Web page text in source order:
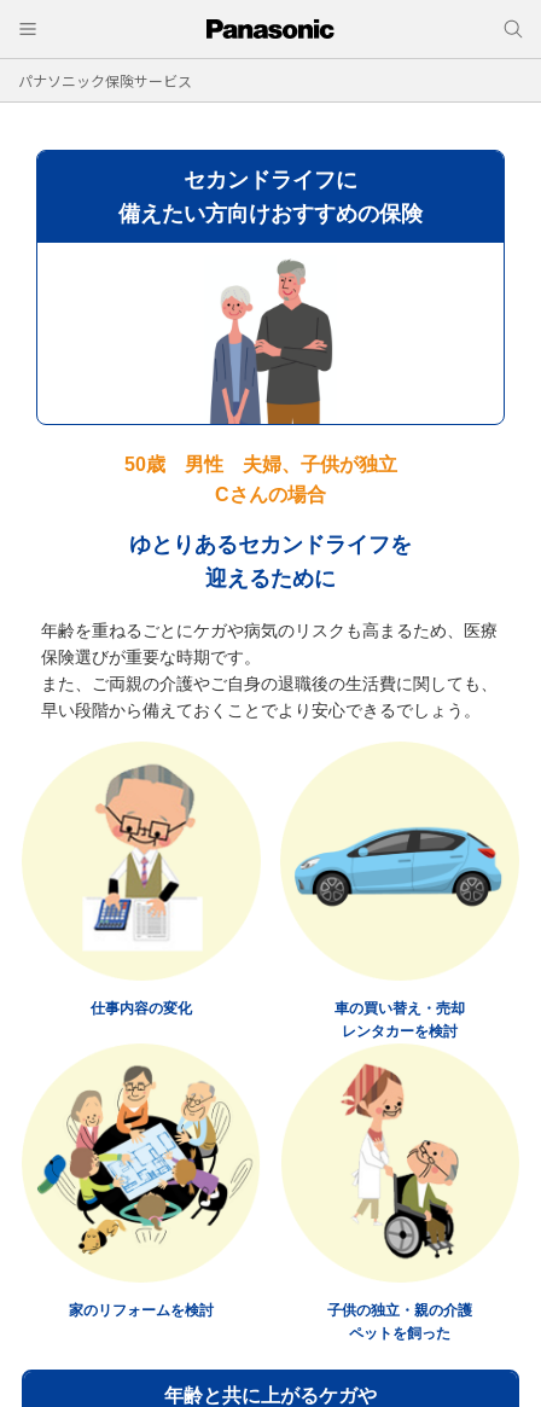
パナソニック保険サービス
セカンドライフに
備えたい方向けおすすめの保険
50歳 男性 夫婦、子供が独立
Cさんの場合
ゆとりあるセカンドライフを
迎えるために
年齢を重ねるごとにケガや病気のリスクも高まるため、医療
保険選びが重要な時期です。
また、ご両親の介護やご自身の退職後の生活費に関しても、
早い段階から備えておくことでより安心できるでしょう。
仕事内容の変化
車の買い替え・売却
レンタカーを検討
家のリフォームを検討
子供の独立・親の介護
ペットを飼った
年齢と共に上がるケガや